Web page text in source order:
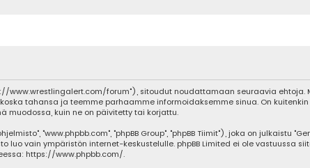
www.wrestlingalert.com/forum"), sitoudut noudattamaan seuraavia ehtoja.
tahansa ja teemme parhaamme informoidaksemme sinua. On
muodossa, kuin ne on päivitetty tai korjattu.
"www.phpbb.com", "phpBB Group", "phpBB Tiimit"), joka on julkaistu "
luo vain ympäristön internet-keskustelulle. phpBB Limited ei ole vastuussa
https://www.phpbb.com/.